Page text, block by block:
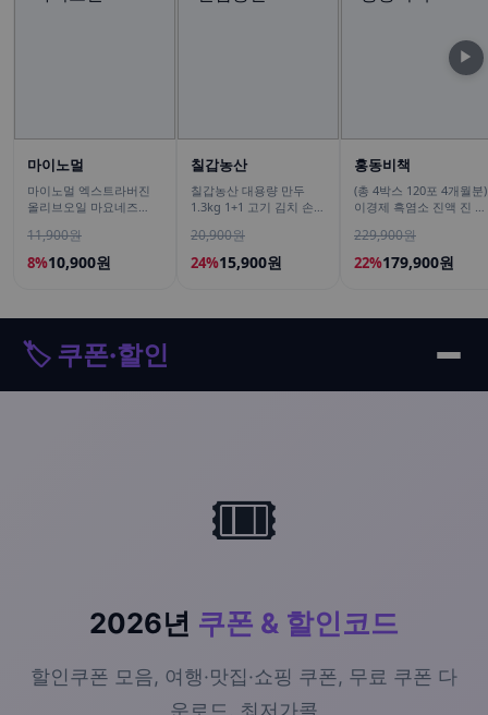
마이노멀
마이노멀 엑스트라버진
올리브오일 마요네즈
11,900원
8%10,900원
칠갑농산
칠갑농산 대용량 만두
1.3kg 1+1 고기 김치 손만
20,900원
24%15,900원
홍동비책
(총 4박스 120포 4개월분)
이경제 흑염소 진액 진 엑
뉴얼 70ml 30포, 4개
229,900원
22%179,900원
▶
🏷️ 쿠폰·할인
🎟️
2026년 쿠폰 & 할인코드
할인쿠폰 모음, 여행·맛집·쇼핑 쿠폰, 무료 쿠폰 다
운로드. 최저가콜